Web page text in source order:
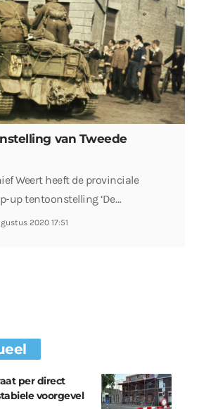
van Tweede
Weert heeft de provinciale
up tentoonstelling ‘De…
2020 17:51
per direct
voorgevel